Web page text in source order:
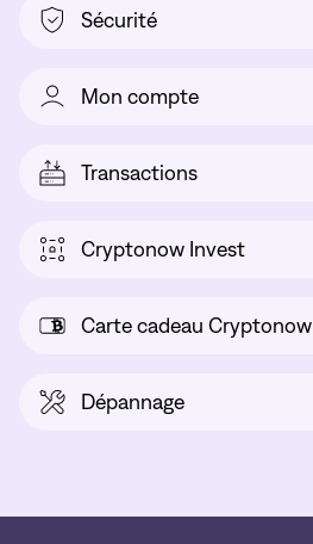
Sécurité
Mon compte
Transactions
Cryptonow Invest
Carte cadeau Cryptonow
Dépannage